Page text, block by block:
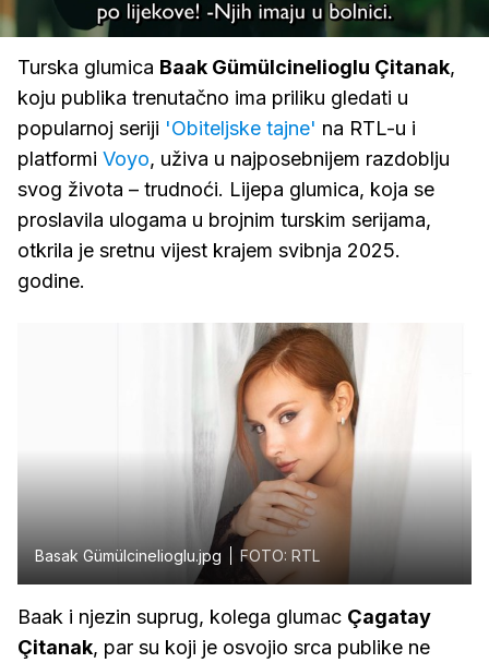
Upali
zvuk
/
100.00%
Turska glumica Baak Gümülcinelioglu Çitanak,
koju publika trenutačno ima priliku gledati u
popularnoj seriji 'Obiteljske tajne' na RTL-u i
platformi Voyo, uživa u najposebnijem razdoblju
svog života – trudnoći. Lijepa glumica, koja se
proslavila ulogama u brojnim turskim serijama,
otkrila je sretnu vijest krajem svibnja 2025.
godine.
Basak Gümülcinelioglu.jpg FOTO: RTL
Baak i njezin suprug, kolega glumac Çagatay
Çitanak, par su koji je osvojio srca publike ne